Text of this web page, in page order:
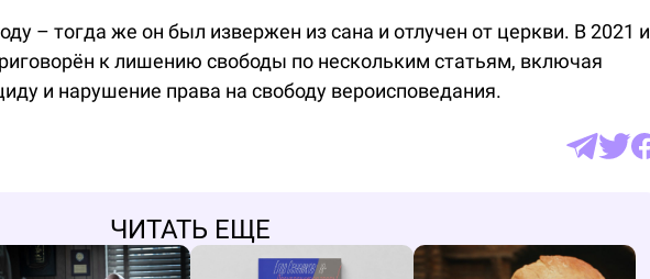
– тогда же он был извержен из сана и отлучен от церкви. В 2021 и
к лишению свободы по нескольким статьям, включая
и нарушение права на свободу вероисповедания.
ЧИТАТЬ ЕЩЕ